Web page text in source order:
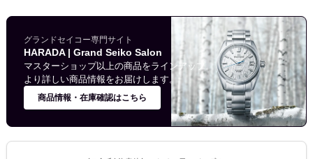
グランドセイコー専門サイト
HARADA | Grand Seiko Salon
マスターショップ以上の商品をラインアップ。
より詳しい商品情報をお届けします。
商品情報・在庫確認はこちら